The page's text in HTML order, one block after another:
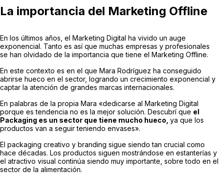
La importancia del Marketing Offline
En los últimos años, el Marketing Digital ha vivido un auge
exponencial. Tanto es así que muchas empresas y profesionales
se han olvidado de la importancia que tiene el Marketing Offline.
En este contexto es en el que Mara Rodríguez ha conseguido
abrirse hueco en el sector, logrando un crecimiento exponencial y
captar la atención de grandes marcas internacionales.
En palabras de la propia Mara «dedicarse al Marketing Digital
porque es tendencia no es la mejor solución. Descubrí que el
Packaging es un sector que tiene mucho hueco, ya que los
productos van a seguir teniendo envases».
El packaging creativo y branding sigue siendo tan crucial como
hace décadas. Los productos siguen mostrándose en estanterías y
el atractivo visual continúa siendo muy importante, sobre todo en el
sector de la alimentación.